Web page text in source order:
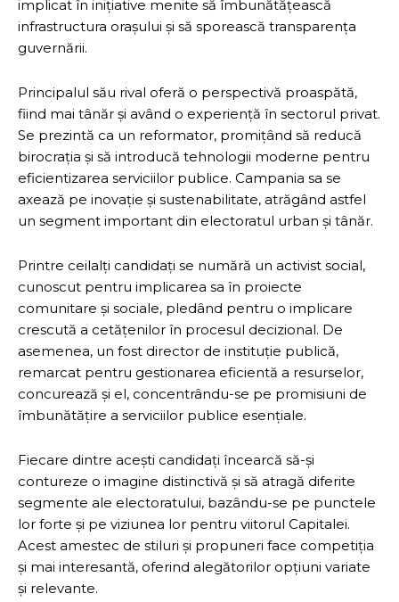
implicat în inițiative menite să îmbunătățească
infrastructura orașului și să sporească transparența
guvernării.
Principalul său rival oferă o perspectivă proaspătă,
fiind mai tânăr și având o experiență în sectorul privat.
Se prezintă ca un reformator, promițând să reducă
birocrația și să introducă tehnologii moderne pentru
eficientizarea serviciilor publice. Campania sa se
axează pe inovație și sustenabilitate, atrăgând astfel
un segment important din electoratul urban și tânăr.
Printre ceilalți candidați se numără un activist social,
cunoscut pentru implicarea sa în proiecte
comunitare și sociale, pledând pentru o implicare
crescută a cetățenilor în procesul decizional. De
asemenea, un fost director de instituție publică,
remarcat pentru gestionarea eficientă a resurselor,
concurează și el, concentrându-se pe promisiuni de
îmbunătățire a serviciilor publice esențiale.
Fiecare dintre acești candidați încearcă să-și
contureze o imagine distinctivă și să atragă diferite
segmente ale electoratului, bazându-se pe punctele
lor forte și pe viziunea lor pentru viitorul Capitalei.
Acest amestec de stiluri și propuneri face competiția
și mai interesantă, oferind alegătorilor opțiuni variate
și relevante.